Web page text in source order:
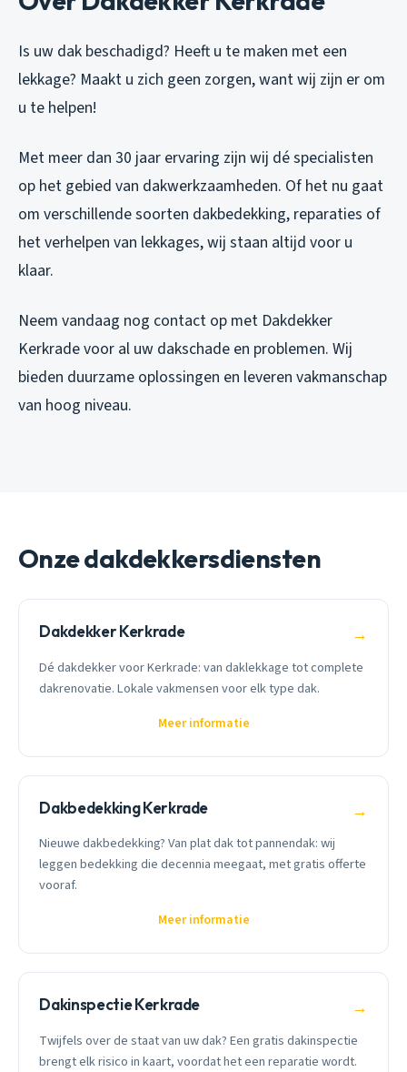
Is uw dak beschadigd? Heeft u te maken met een
lekkage? Maakt u zich geen zorgen, want wij zijn er om
u te helpen!
Met meer dan 30 jaar ervaring zijn wij dé specialisten
op het gebied van dakwerkzaamheden. Of het nu gaat
om verschillende soorten dakbedekking, reparaties of
het verhelpen van lekkages, wij staan altijd voor u
klaar.
Neem vandaag nog contact op met Dakdekker
Kerkrade voor al uw dakschade en problemen. Wij
bieden duurzame oplossingen en leveren vakmanschap
van hoog niveau.
Onze dakdekkersdiensten
Dakdekker Kerkrade →
Dé dakdekker voor Kerkrade: van daklekkage tot complete
dakrenovatie. Lokale vakmensen voor elk type dak.
Meer informatie
Dakbedekking Kerkrade →
Nieuwe dakbedekking? Van plat dak tot pannendak: wij
leggen bedekking die decennia meegaat, met gratis offerte
vooraf.
Meer informatie
Dakinspectie Kerkrade →
Twijfels over de staat van uw dak? Een gratis dakinspectie
brengt elk risico in kaart, voordat het een reparatie wordt.